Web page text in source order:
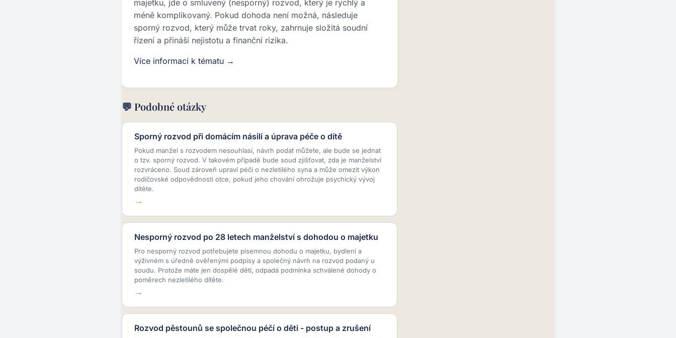
majetku, jde o smluvený (nesporný) rozvod, který je rychlý a
méně komplikovaný. Pokud dohoda není možná, následuje
sporný rozvod, který může trvat roky, zahrnuje složitá soudní
řízení a přináší nejistotu a finanční rizika.
Více informací k tématu →
💬 Podobné otázky
Sporný rozvod při domácím násilí a úprava péče o dítě
Pokud manžel s rozvodem nesouhlasí, návrh podat můžete, ale bude se jednat
o tzv. sporný rozvod. V takovém případě bude soud zjišťovat, zda je manželství
rozvráceno. Soud zároveň upraví péči o nezletilého syna a může omezit výkon
rodičovské odpovědnosti otce, pokud jeho chování ohrožuje psychický vývoj
dítěte.
Nesporný rozvod po 28 letech manželství s dohodou o majetku
Pro nesporný rozvod potřebujete písemnou dohodu o majetku, bydlení a
výživném s úředně ověřenými podpisy a společný návrh na rozvod podaný u
soudu. Protože máte jen dospělé děti, odpadá podmínka schválené dohody o
poměrech nezletilého dítěte.
Rozvod pěstounů se společnou péčí o děti - postup a zrušení